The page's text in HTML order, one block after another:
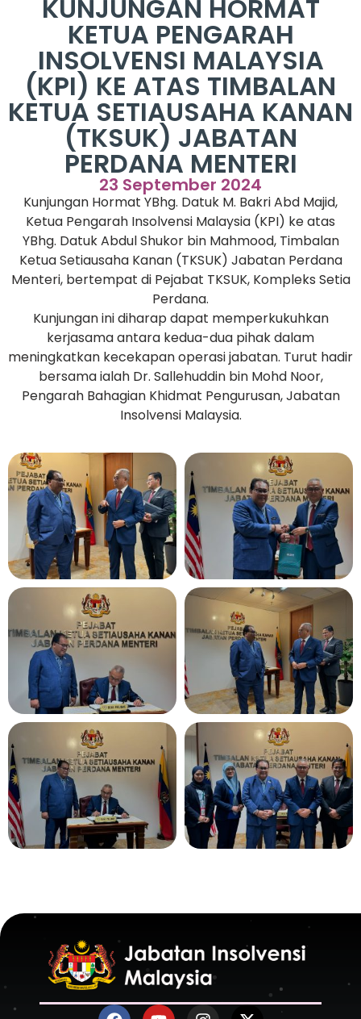
KUNJUNGAN HORMAT
KETUA PENGARAH
INSOLVENSI MALAYSIA
(KPI) KE ATAS TIMBALAN
KETUA SETIAUSAHA KANAN
(TKSUK) JABATAN
PERDANA MENTERI
23 September 2024
Kunjungan Hormat YBhg. Datuk M. Bakri Abd Majid,
Ketua Pengarah Insolvensi Malaysia (KPI) ke atas
YBhg. Datuk Abdul Shukor bin Mahmood, Timbalan
Ketua Setiausaha Kanan (TKSUK) Jabatan Perdana
Menteri, bertempat di Pejabat TKSUK, Kompleks Setia
Perdana.
Kunjungan ini diharap dapat memperkukuhkan
kerjasama antara kedua-dua pihak dalam
meningkatkan kecekapan operasi jabatan. Turut hadir
bersama ialah Dr. Sallehuddin bin Mohd Noor,
Pengarah Bahagian Khidmat Pengurusan, Jabatan
Insolvensi Malaysia.